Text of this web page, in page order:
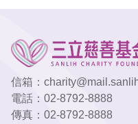
信箱：
電話： 02-8792-8888
傳真： 02-8792-8888